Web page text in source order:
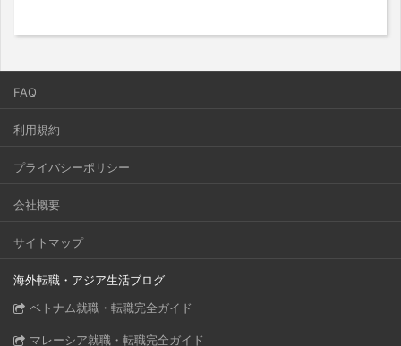
FAQ
利用規約
プライバシーポリシー
会社概要
サイトマップ
海外転職・アジア生活ブログ
ベトナム就職・転職完全ガイド
マレーシア就職・転職完全ガイド